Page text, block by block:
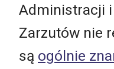
Administracji
Zarzutów nie
są ogólnie